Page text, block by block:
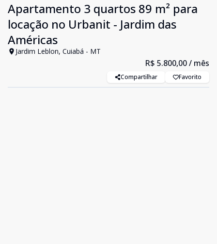
Apartamento 3 quartos 89 m² para
locação no Urbanit - Jardim das
Américas
Jardim Leblon, Cuiabá - MT
R$ 5.800,00/ mês
Compartilhar Favorito